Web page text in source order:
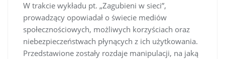
W trakcie wykładu pt. „Zagubieni w sieci”,
prowadzący opowiadał o świecie mediów
społecznościowych, możliwych korzyściach oraz
niebezpieczeństwach płynących z ich użytkowania.
Przedstawione zostały rozdaje manipulacji, na jaką